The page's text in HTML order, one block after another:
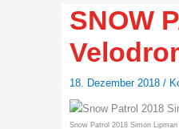
SNOW
18. Dezember 2018 /
Snow Patrol 2018 Simon